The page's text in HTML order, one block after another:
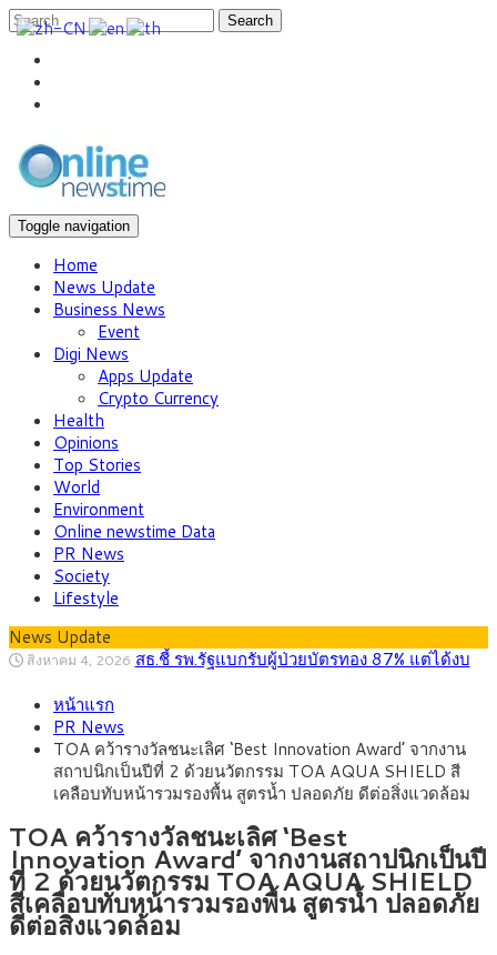
Search
Toggle navigation
Home
News Update
Business News
Event
Digi News
Apps Update
Crypto Currency
Health
Opinions
Top Stories
World
Environment
Online newstime Data
PR News
Society
Lifestyle
News Update
สิงหาคม 4, 2026 สธ.ชี้ รพ.รัฐแบกรับผู้ป่วยบัตรทอง 87% แต่ได้งบ
งานจริง
7.5 แสนล้านบาท เน้นสร้างงานทักษะสูง–เชื่อม SMEs ไทย ดูแล
ต้นทุนน้ำ–ไฟเป็นธรรม
สิงหาคม 10, 2026
ปล่อยเช่ารายวัน ร้านอาหารและเครื่องดื่ม ซาลอน พบต่างด้าวผิด
กฎหมายเข้าข่ายสุ่มเสี่ยงนอมินี
สิงหาคม 10, 2026
32.80-33.40 ลุ้นเงินเฟ้อสหรัฐฯหลังจ้างงานแผ่ว
สิงหาคม 6, 2026 บีโอไอขานรับระเบียบใหม่ Data Center เดินหน้า
ปรับเกณฑ์ คัดเข้มโครงการตอบโจทย์ประเทศ
สิงหาคม 5, 2026 ครม.ไฟเขียวหลักการ ร่าง พ.ร.ฎ. เปิดทาง รฟม.เดิน
หน้ารถไฟฟ้าสงขลา โมโนเรล 12.54 กม. เชื่อมเมืองหาดใหญ่
หน้าแรก
PR News
TOA คว้ารางวัลชนะเลิศ ‘Best Innovation Award’ จากงาน
สถาปนิกเป็นปีที่ 2 ด้วยนวัตกรรม TOA AQUA SHIELD สี
เคลือบทับหน้ารวมรองพื้น สูตรน้ำ ปลอดภัย ดีต่อสิ่งแวดล้อม
TOA คว้ารางวัลชนะเลิศ ‘Best
Innovation Award’ จากงานสถาปนิกเป็นปี
ที่ 2 ด้วยนวัตกรรม TOA AQUA SHIELD
สีเคลือบทับหน้ารวมรองพื้น สูตรน้ำ ปลอดภัย
ดีต่อสิ่งแวดล้อม